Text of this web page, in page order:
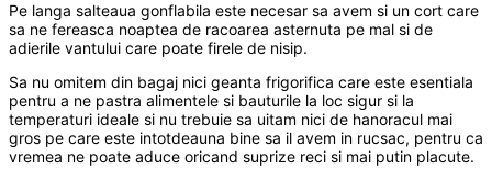
Pe langa salteaua gonflabila este necesar sa avem si un cort care
sa ne fereasca noaptea de racoarea asternuta pe mal si de
adierile vantului care poate firele de nisip.
Sa nu omitem din bagaj nici geanta frigorifica care este esentiala
pentru a ne pastra alimentele si bauturile la loc sigur si la
temperaturi ideale si nu trebuie sa uitam nici de hanoracul mai
gros pe care este intotdeauna bine sa il avem in rucsac, pentru ca
vremea ne poate aduce oricand suprize reci si mai putin placute.